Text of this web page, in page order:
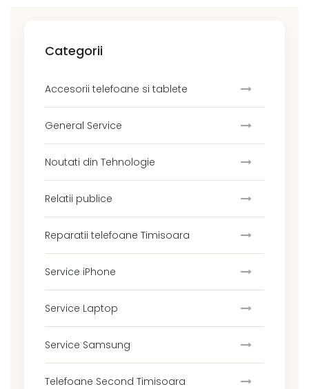
Categorii
Accesorii telefoane si tablete
General Service
Noutati din Tehnologie
Relatii publice
Reparatii telefoane Timisoara
Service iPhone
Service Laptop
Service Samsung
Telefoane Second Timisoara